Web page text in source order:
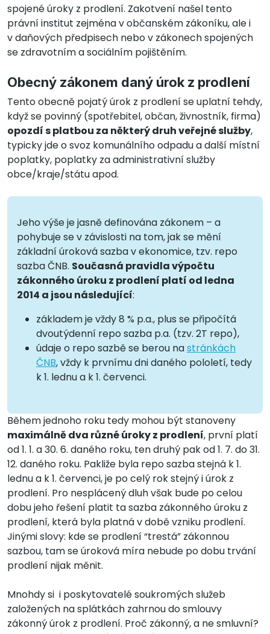
spojené úroky z prodlení. Zakotvení našel tento
právní institut zejména v občanském zákoníku, ale i
v daňových předpisech nebo v zákonech spojených
se zdravotním a sociálním pojištěním.
Obecný zákonem daný úrok z prodlení
Tento obecně pojatý úrok z prodlení se uplatní tehdy,
když se povinný (spotřebitel, občan, živnostník, firma)
opozdí s platbou za některý druh veřejné služby,
typicky jde o svoz komunálního odpadu a další místní
poplatky, poplatky za administrativní služby
obce/kraje/státu apod.
Jeho výše je jasně definována zákonem – a
pohybuje se v závislosti na tom, jak se mění
základní úroková sazba v ekonomice, tzv. repo
sazba ČNB. Současná pravidla výpočtu
zákonného úroku z prodlení platí od ledna
2014 a jsou následující:
základem je vždy 8 % p.a., plus se připočítá
dvoutýdenní repo sazba p.a. (tzv. 2T repo),
údaje o repo sazbě se berou nastránkách
ČNB, vždy k prvnímu dni daného pololetí, tedy
k 1. lednu a k 1. červenci.
Během jednoho roku tedy mohou být stanoveny
maximálně dva různé úroky z prodlení, první platí
od 1. 1. a 30. 6. daného roku, ten druhý pak od 1. 7. do 31.
12. daného roku. Pakliže byla repo sazba stejná k 1.
lednu a k 1. červenci, je po celý rok stejný i úrok z
prodlení. Pro nesplácený dluh však bude po celou
dobu jeho řešení platit ta sazba zákonného úroku z
prodlení, která byla platná v době vzniku prodlení.
Jinými slovy: kde se prodlení “trestá” zákonnou
sazbou, tam se úroková míra nebude po dobu trvání
prodlení nijak měnit.
Mnohdy si i poskytovatelé soukromých služeb
založených na splátkách zahrnou do smlouvy
zákonný úrok z prodlení. Proč zákonný, a ne smluvní?